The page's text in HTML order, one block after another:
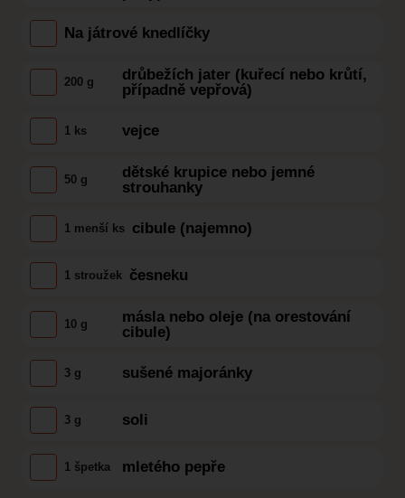
Na játrové knedlíčky
200 g
drůbežích jater (kuřecí nebo krůtí,
případně vepřová)
1 ks vejce
50 g
dětské krupice nebo jemné
strouhanky
1 menší ks cibule (najemno)
1 stroužek česneku
10 g
másla nebo oleje (na orestování
cibule)
3 g sušené majoránky
3 g soli
1 špetka mletého pepře